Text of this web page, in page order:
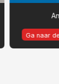
Ga naar